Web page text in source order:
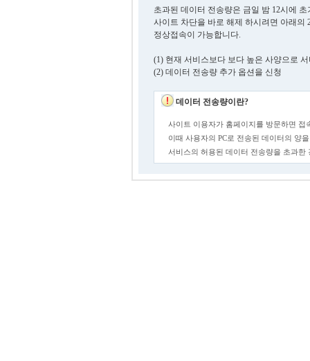
초과된 데이터 전송량은 금일 밤 12시에
사이트 차단을 바로 해제 하시려면 아래의
정상접속이 가능합니다.
(1) 현재 서비스보다 보다 높은 사양으로
(2) 데이터 전송량 추가 옵션을 신청
데이터 전송량이란?
사이트 이용자가 홈페이지를 방문하면 접
이때 사용자의 PC로 전송된 데이터의 양
서비스의 허용된 데이터 전송량을 초과